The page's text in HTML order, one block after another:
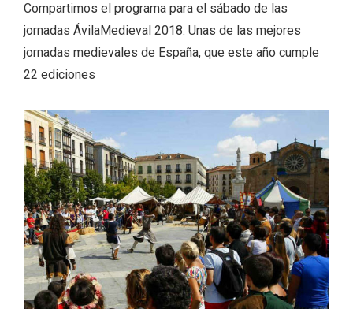
Compartimos el programa para el sábado de las
jornadas ÁvilaMedieval 2018. Unas de las mejores
jornadas medievales de España, que este año cumple
22 ediciones
Belén segoviano, otra escusa más para
visitar Sepúlveda estas Navidades